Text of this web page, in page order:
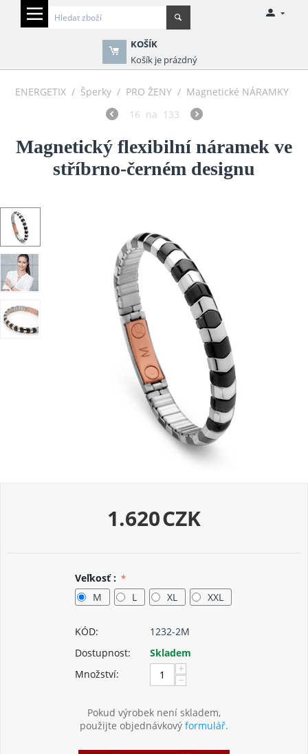
KOŠÍK
Košík je prázdný
ENERGETIX / Šperky / PRO ŽENY / Magnetické NÁRAMKY
16 na 133
Magnetický flexibilní náramek ve
stříbrno-černém designu
1.620CZK
Veľkosť :
M
L XL XXL
KÓD:
1232-2M
Dostupnost:
Skladem
Množství:
+
−
Pokud výrobek není skladem,
použijte objednávkový formulář.